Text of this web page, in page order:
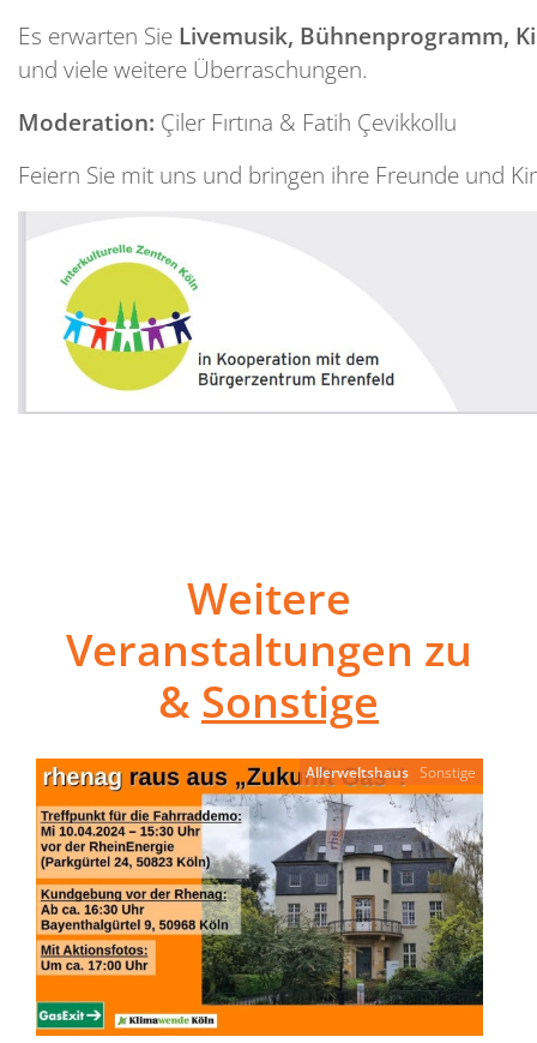
Es erwarten Sie Livemusik, Bühnenprogramm,
und viele weitere Überraschungen.
Moderation: Çiler Fırtına & Fatih Çevikkollu
Feiern Sie mit uns und bringen ihre Freunde und
Weitere
Veranstaltungen zu
& Sonstige
Allerweltshaus Sonstige